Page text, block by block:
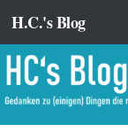
Zum Inhalt
H.C.'s Blog